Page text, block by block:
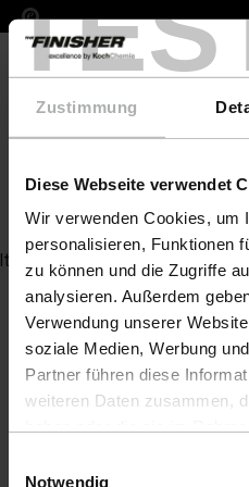
Zustimmung
Diese Webseite verwendet
Wir verwenden Cookies, um
personalisieren, Funktionen
zu können und die Zugriffe
analysieren. Außerdem
Verwendung unserer
soziale Medien, Werbung
Partner führen diese
weiteren Daten zusammen,
Einstellungen zu den
Notwendig
Quick & Shine
Item not found